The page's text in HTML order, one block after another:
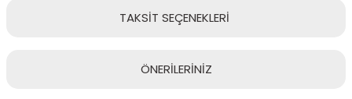
TAKSİT SEÇENEKLERİ
ÖNERİLERİNİZ